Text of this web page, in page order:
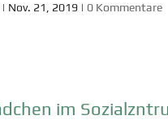
| Nov. 21, 2019 | 0 Kommentare